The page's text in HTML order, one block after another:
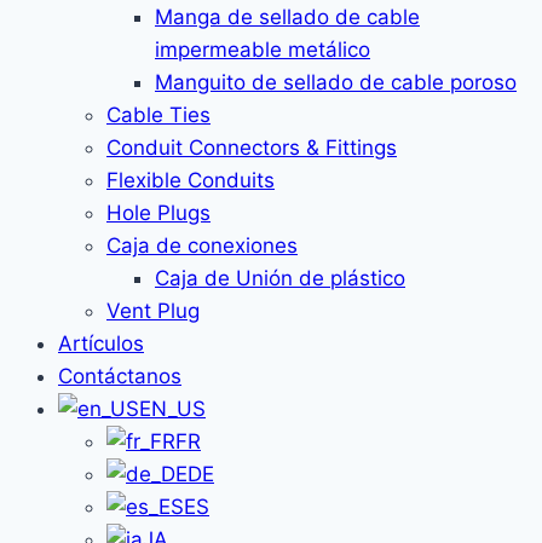
Manga de sellado de cable
impermeable metálico
Manguito de sellado de cable poroso
Cable Ties
Conduit Connectors & Fittings
Flexible Conduits
Hole Plugs
Caja de conexiones
Caja de Unión de plástico
Vent Plug
Artículos
Contáctanos
EN_US
FR
DE
ES